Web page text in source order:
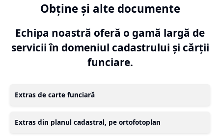
Obține și alte documente
Echipa noastră oferă o gamă largă de
servicii în domeniul cadastrului și cărții
funciare.
Extras de carte funciară
Extras din planul cadastral, pe ortofotoplan